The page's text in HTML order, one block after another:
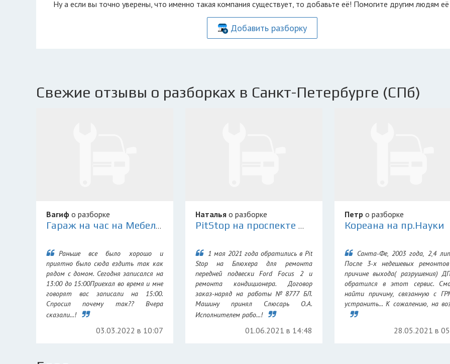
Ну а если вы точно уверены, что именно такая компания существует, то добавьте её! Помогите другим людям
Добавить разборку
Свежие отзывы о разборках в Санкт-Петербурге (СПб)
Вагиф о разборке
Гараж на час на Мебельной
Раньше все было хорошо и
приятно было сюда ездить так как
рядом с домом. Сегодня записался на
13:00 до 15:00Приехал во время и мне
говорят вас записали на 15:00.
Спросил почему так?? Вчера
сказали...!
03.03.2022 в 10:07
Наталья о разборке
PitStop на проспекте Маршала Блюхера
1 мая 2021 года обратились в Pit
Stop на Блюхера для ремонта
передней подвески Ford Focus 2 и
ремонта кондиционера. Договор
заказ-наряд на работы №8777 БЛ.
Машину принял Слюсарь О.А.
Исполнителем рабо...!
01.06.2021 в 14:48
Петро разборке
Кореана на пр.Науки
Санта-Фе, 2003 года, 2,4
После 3-х недешевых
причине выхода( разрушения)
обратился в этот сервис.
найти причину, связанную с
устранить... К сожалению, на
28.05.2021 в